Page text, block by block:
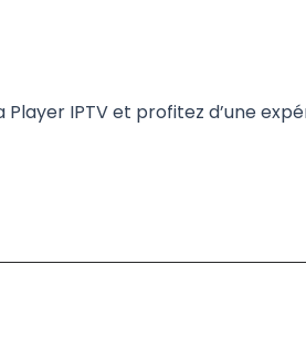
IPTV et profitez d’une